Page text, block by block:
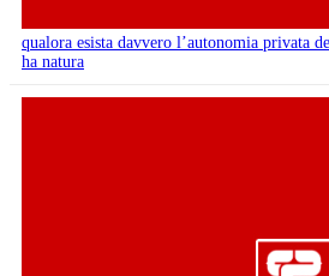
qualora esista davvero l’autonomia privata
ha natura